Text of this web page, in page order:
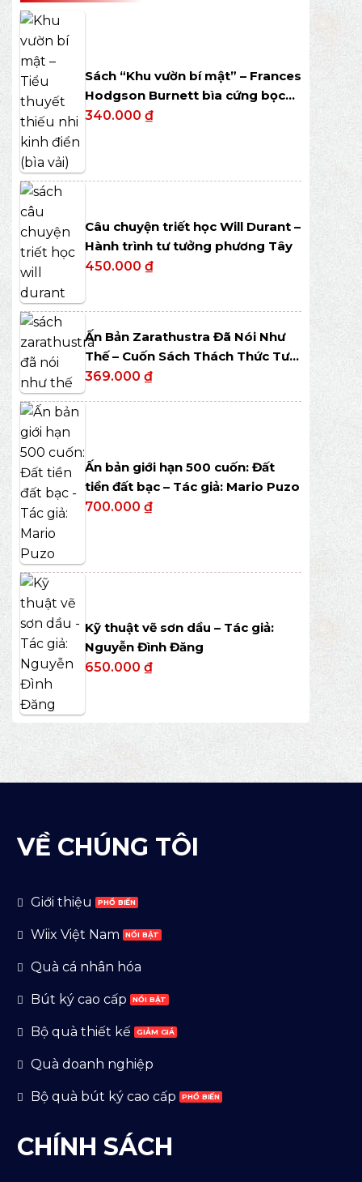
Sách “Khu vườn bí mật” – Frances
Hodgson Burnett bìa cứng bọc
vải
340.000 ₫
Câu chuyện triết học Will Durant –
Hành trình tư tưởng phương Tây
450.000 ₫
Ấn Bản Zarathustra Đã Nói Như
Thế – Cuốn Sách Thách Thức Tư
Duy
369.000 ₫
Ấn bản giới hạn 500 cuốn: Đất
tiền đất bạc – Tác giả: Mario Puzo
700.000 ₫
Kỹ thuật vẽ sơn dầu – Tác giả:
Nguyễn Đình Đăng
650.000 ₫
VỀ CHÚNG TÔI
Giới thiệu
Wiix Việt Nam
Quà cá nhân hóa
Bút ký cao cấp
Bộ quà thiết kế
Quà doanh nghiệp
Bộ quà bút ký cao cấp
CHÍNH SÁCH